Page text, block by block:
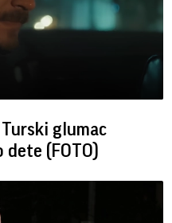
glumac
(FOTO)